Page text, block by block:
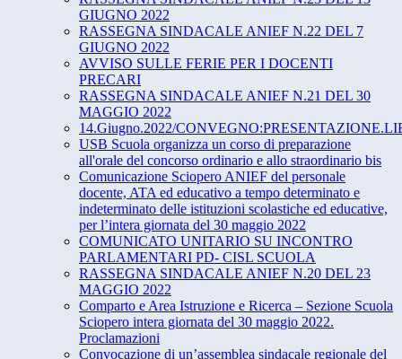
GIUGNO 2022
RASSEGNA SINDACALE ANIEF N.22 DEL 7
GIUGNO 2022
AVVISO SULLE FERIE PER I DOCENTI
PRECARI
RASSEGNA SINDACALE ANIEF N.21 DEL 30
MAGGIO 2022
14.Giugno.2022/
USB Scuola organizza un corso di preparazione
all'orale del concorso ordinario e allo straordinario bis
Comunicazione Sciopero ANIEF del personale
docente, ATA ed educativo a tempo determinato e
indeterminato delle istituzioni scolastiche ed educative,
per l’intera giornata del 30 maggio 2022
COMUNICATO UNITARIO SU INCONTRO
PARLAMENTARI PD- CISL SCUOLA
RASSEGNA SINDACALE ANIEF N.20 DEL 23
MAGGIO 2022
Comparto e Area Istruzione e Ricerca – Sezione Scuola
Sciopero intera giornata del 30 maggio 2022.
Proclamazioni
Convocazione di un’assemblea sindacale regionale del